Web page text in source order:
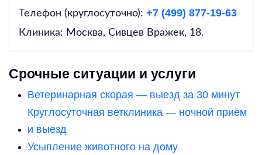
Телефон (круглосуточно): +7 (499) 877-19-63
Клиника: Москва, Сивцев Вражек, 18.
Срочные ситуации и услуги
Ветеринарная скорая — выезд за 30 минут
Круглосуточная ветклиника — ночной приём
и выезд
Усыпление животного на дому